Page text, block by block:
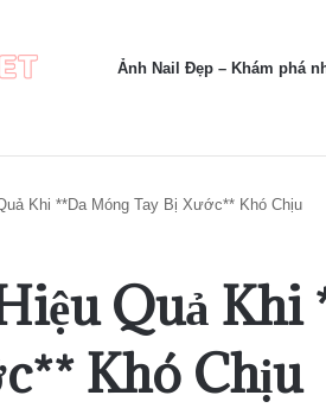
Ảnh Nail Đẹp – Khám phá
Khi **Da Móng Tay Bị Xước** Khó Chịu
Quả
Khó Chịu